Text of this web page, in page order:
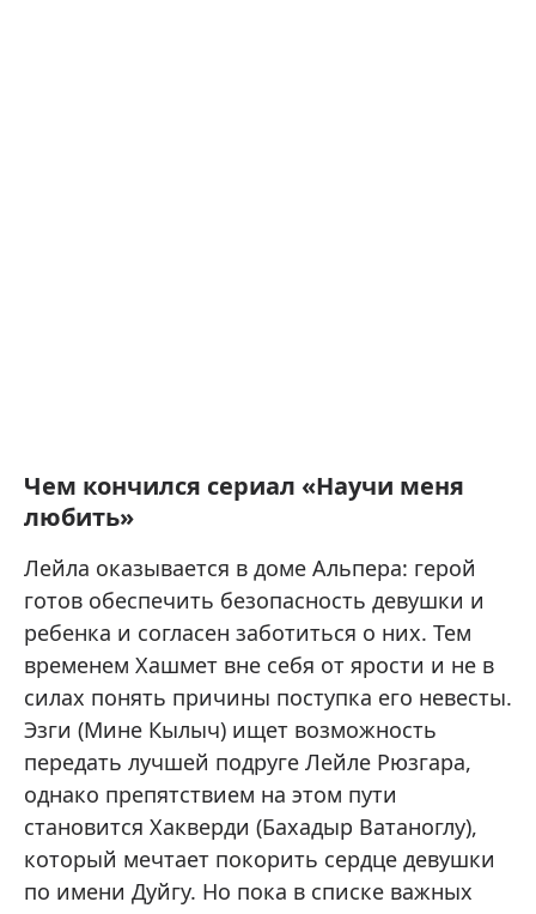
Чем кончился сериал «Научи меня
любить»
Лейла оказывается в доме Альпера: герой
готов обеспечить безопасность девушки и
ребенка и согласен заботиться о них. Тем
временем Хашмет вне себя от ярости и не в
силах понять причины поступка его невесты.
Эзги (Мине Кылыч) ищет возможность
передать лучшей подруге Лейле Рюзгара,
однако препятствием на этом пути
становится Хакверди (Бахадыр Ватаноглу),
который мечтает покорить сердце девушки
по имени Дуйгу. Но пока в списке важных